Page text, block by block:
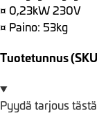
¤ 0,23kW 230V
¤ Paino: 53kg
Tuotetunnus
Pyydä tarjous